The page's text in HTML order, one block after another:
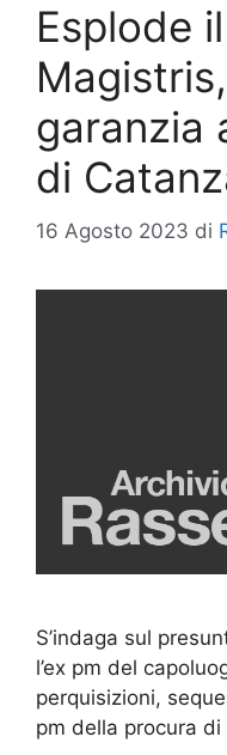
Esplode
garanzia
di
16 Agosto 2023 di
S’indaga sul
l’ex pm del
perquisizioni,
pm della procura di